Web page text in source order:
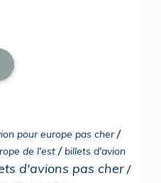
pour europe pas cher/
de l'est /billets d'avion
d'avions pas cher /